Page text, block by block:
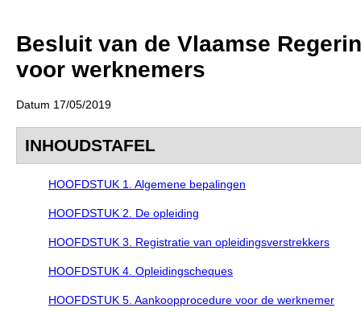
Besluit van de Vlaamse
voor werknemers
Datum 17/05/2019
INHOUDSTAFEL
HOOFDSTUK 1. Algemene bepalingen
HOOFDSTUK 2. De opleiding
HOOFDSTUK 3. Registratie van opleidingsverstrekkers
HOOFDSTUK 4. Opleidingscheques
HOOFDSTUK 5. Aankoopprocedure voor de werknemer